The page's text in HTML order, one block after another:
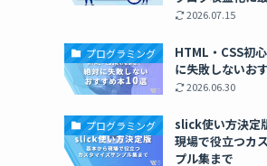
2026.07.15
プログラミング
HTML・CSS初
に失敗しないお
2026.06.30
プログラミング
slick使い方決定
現場で役立つカ
プル集まで